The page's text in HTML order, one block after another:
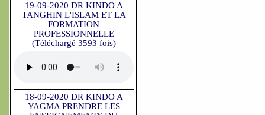
19-09-2020 DR KINDO A
TANGHIN L'ISLAM ET LA
FORMATION
PROFESSIONNELLE
(Téléchargé 3593 fois)
18-09-2020 DR KINDO A
YAGMA PRENDRE LES